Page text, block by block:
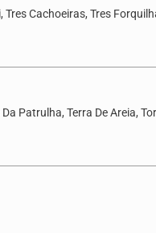
Tres Cachoeiras, Tres
Patrulha, Terra De Areia,